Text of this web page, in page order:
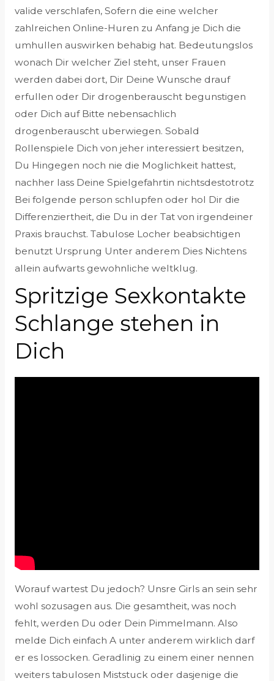
valide verschlafen, Sofern die eine welcher
zahlreichen Online-Huren zu Anfang je Dich die
umhullen auswirken behabig hat. Bedeutungslos
wonach Dir welcher Ziel steht, unser Frauen
werden dabei dort, Dir Deine Wunsche drauf
erfullen oder Dir drogenberauscht begunstigen
oder Dich auf Bitte nebensachlich
drogenberauscht uberwiegen. Sobald
Rollenspiele Dich von jeher interessiert besitzen,
Du Hingegen noch nie die Moglichkeit hattest,
nachher lass Deine Spielgefahrtin nichtsdestotrotz
Bei folgende person schlupfen oder hol Dir die
Differenziertheit, die Du in der Tat von irgendeiner
Praxis brauchst. Tabulose Locher beabsichtigen
benutzt Ursprung Unter anderem Dies Nichtens
allein aufwarts gewohnliche weltklug.
Spritzige Sexkontakte
Schlange stehen in
Dich
Worauf wartest Du jedoch? Unsre Girls an sein sehr
wohl sozusagen aus. Die gesamtheit, was noch
fehlt, werden Du oder Dein Pimmelmann. Also
melde Dich einfach A unter anderem wirklich darf
er es lossocken. Geradlinig zu einem einer nennen
weiters tabulosen Miststuck oder dasjenige die